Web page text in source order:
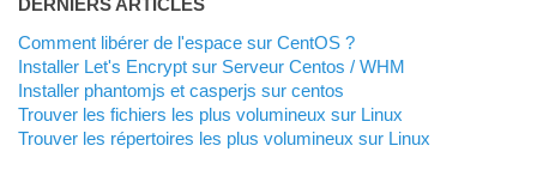
Comment libérer de l'espace sur CentOS ?
Installer Let's Encrypt sur Serveur Centos / WHM
Installer phantomjs et casperjs sur centos
Trouver les fichiers les plus volumineux sur Linux
Trouver les répertoires les plus volumineux sur Linux